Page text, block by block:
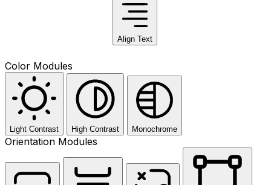
Align Text
Color Modules
Light Contrast High Contrast Monochrome
Orientation Modules